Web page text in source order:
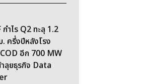
กำไร Q2 ทะลุ 1.2
. ครึ่งปีหลังโรง
อีก 700 MW
ลุยธุรกิจ Data